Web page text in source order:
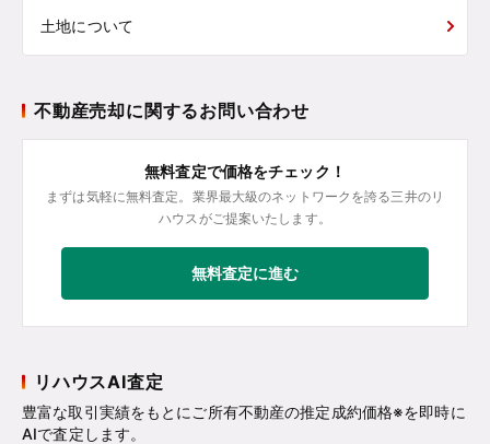
土地について
不動産売却に関するお問い合わせ
無料査定で価格をチェック！
まずは気軽に無料査定。業界最大級のネットワークを誇る三井のリ
ハウスがご提案いたします。
無料査定に進む
リハウスAI査定
豊富な取引実績をもとにご所有不動産の推定成約価格※を即時に
AIで査定します。